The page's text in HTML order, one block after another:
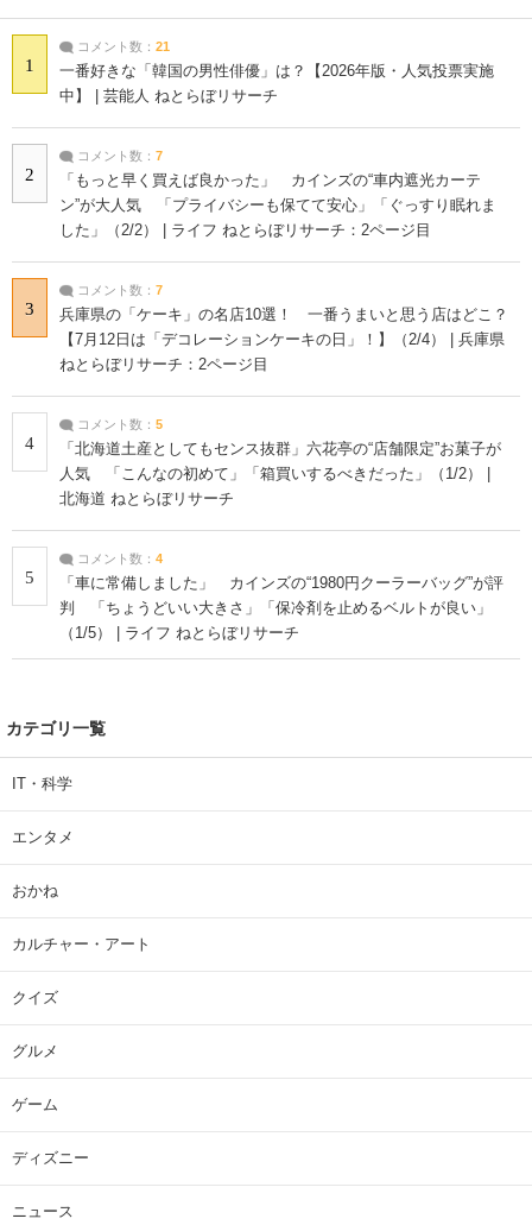
1
コメント数： 21
一番好きな「韓国の男性俳優」は？【2026年版・人気投票実施
中】 | 芸能人 ねとらぼリサーチ
2
コメント数： 7
「もっと早く買えば良かった」 カインズの“車内遮光カーテ
ン”が大人気 「プライバシーも保てて安心」「ぐっすり眠れま
した」（2/2） | ライフ ねとらぼリサーチ：2ページ目
3
コメント数： 7
兵庫県の「ケーキ」の名店10選！ 一番うまいと思う店はどこ？
【7月12日は「デコレーションケーキの日」！】（2/4） | 兵庫県
ねとらぼリサーチ：2ページ目
4
コメント数： 5
「北海道土産としてもセンス抜群」六花亭の“店舗限定”お菓子が
人気 「こんなの初めて」「箱買いするべきだった」（1/2） |
北海道 ねとらぼリサーチ
5
コメント数： 4
「車に常備しました」 カインズの“1980円クーラーバッグ”が評
判 「ちょうどいい大きさ」「保冷剤を止めるベルトが良い」
（1/5） | ライフ ねとらぼリサーチ
カテゴリ一覧
IT・科学
エンタメ
おかね
カルチャー・アート
クイズ
グルメ
ゲーム
ディズニー
ニュース